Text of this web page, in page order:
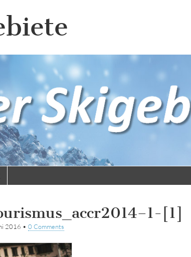
[1]
2016 • 0 Comments